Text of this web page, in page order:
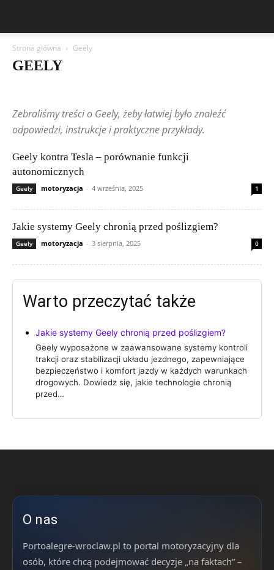
Strona główna Geely
GEELY
Ford
Geely Honda Hyundai Jeep Kia
Lamborghini
Lexus
Maserati Mazda Mercedes-Benz Mitsubishi
Peugeot
Renault Rolls-Royce Skoda
Suzuki
Toyota Volkswagen (VW) Volvo
Zebraliśmy treści o Geely, żeby łatwiej było znaleźć
odpowiedzi, instrukcje i praktyczne przykłady.
Geely kontra Tesla – porównanie funkcji
autonomicznych
Geely motoryzacja - 4 września, 2025 1
Jakie systemy Geely chronią przed poślizgiem?
Geely motoryzacja - 3 sierpnia, 2025 0
Warto przeczytać także
Jakie systemy Geely chronią przed poślizgiem?
Geely wyposażone w zaawansowane systemy kontroli
trakcji oraz stabilizacji układu jezdnego, zapewniające
bezpieczeństwo i komfort jazdy w każdych warunkach
drogowych. Dowiedz się, jakie technologie chronią
przed…
O nas
Portoalegre-wroclaw.pl to portal motoryzacyjny dla
osób, które chcą podejmować decyzje „na faktach” –